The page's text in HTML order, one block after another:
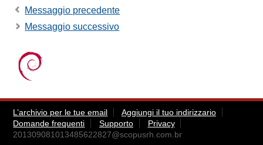
Messaggio precedente
Messaggio successivo
L’archivio per le tue email
Aggiungi il tuo indirizzario
Domande frequenti
Supporto
Privacy
201309081013485622827@scopusrh.com.br